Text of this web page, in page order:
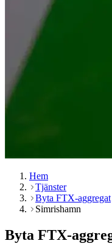
Hem
Tjänster
Byta FTX-aggregat
Simrishamn
Byta FTX-